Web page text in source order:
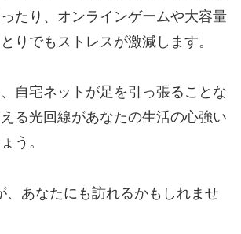
たり、オンラインゲームや大容量
りでもストレスが激減します。
自宅ネットが足を引っ張ることな
る光回線があなたの生活の心強い
う。
あなたにも訪れるかもしれませ